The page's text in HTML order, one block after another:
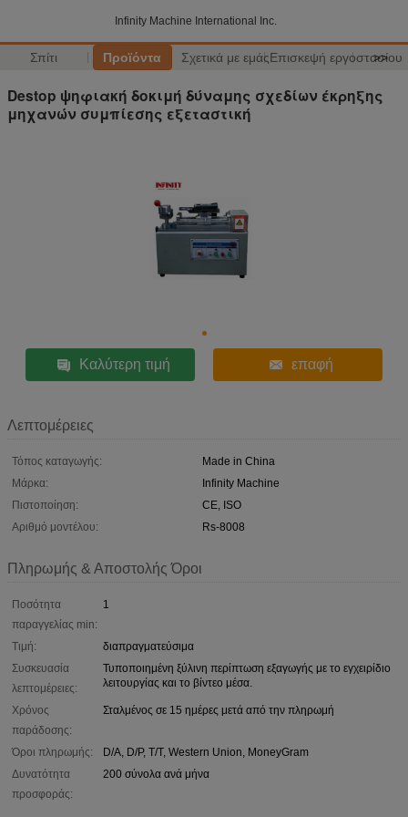
Infinity Machine International Inc.
Σπίτι Προϊόντα Σχετικά με εμάςΕπισκεψή εργοστασίου
>>
Destop ψηφιακή δοκιμή δύναμης σχεδίων έκρηξης
μηχανών συμπίεσης εξεταστική
Καλύτερη τιμή επαφή
Λεπτομέρειες
Τόπος καταγωγής:
Made in China
Μάρκα:
Infinity Machine
Πιστοποίηση:
CE, ISO
Αριθμό μοντέλου:
Rs-8008
Πληρωμής & Αποστολής Όροι
Ποσότητα
παραγγελίας min:
1
Τιμή:
διαπραγματεύσιμα
Συσκευασία
λεπτομέρειες:
Τυποποιημένη ξύλινη περίπτωση εξαγωγής με το εγχειρίδιο
λειτουργίας και το βίντεο μέσα.
Χρόνος
παράδοσης:
Σταλμένος σε 15 ημέρες μετά από την πληρωμή
Όροι πληρωμής:
D/A, D/P, T/T, Western Union, MoneyGram
Δυνατότητα
προσφοράς:
200 σύνολα ανά μήνα